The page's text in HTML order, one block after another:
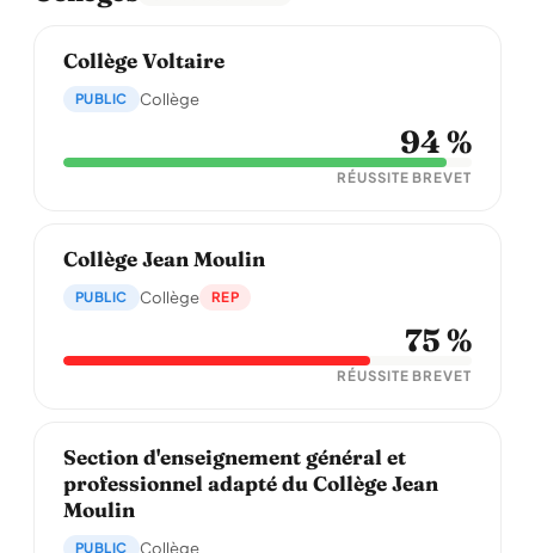
Collège Voltaire
PUBLIC Collège
94 %
RÉUSSITE BREVET
Collège Jean Moulin
PUBLIC Collège REP
75 %
RÉUSSITE BREVET
Section d'enseignement général et
professionnel adapté du Collège Jean
Moulin
PUBLIC Collège